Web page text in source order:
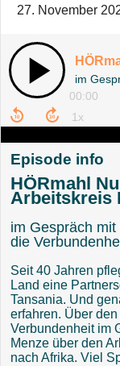
27. November
00:00
Episode info
HÖRmahl
Arbeitskreis
im Gespräch
die
Seit 40 Jahren
Land eine
Tansania. Und
erfahren. Über
Verbundenheit im
Menze über den
nach Afrika. Viel